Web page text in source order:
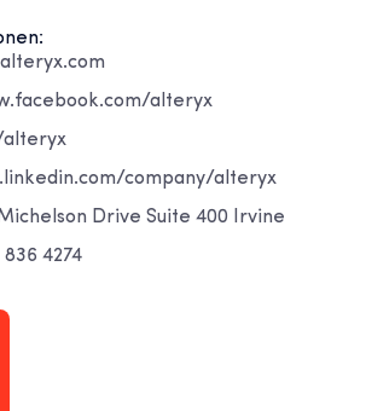
alteryx
alteryx
company/alteryx
Drive Suite 400 Irvine
836 4274